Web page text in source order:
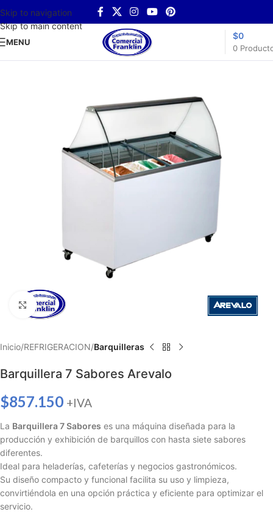
Skip to navigation
Skip to main content
MENU
0
$0
Haga clic para ampliar
Inicio REFRIGERACION Barquilleras
Barquillera 7 Sabores Arevalo
$857.150 +IVA
La Barquillera 7 Sabores es una máquina diseñada para la
producción y exhibición de barquillos con hasta siete sabores
diferentes.
Ideal para heladerías, cafeterías y negocios gastronómicos.
Su diseño compacto y funcional facilita su uso y limpieza,
convirtiéndola en una opción práctica y eficiente para optimizar el
servicio.